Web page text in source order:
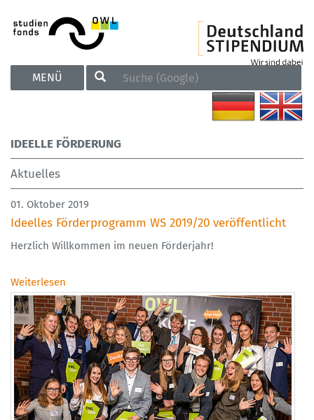
TOGGLE
NAVIGATION
MENÜ
IDEELLE FÖRDERUNG
Aktuelles
01. Oktober 2019
Ideelles Förderprogramm WS 2019/20 veröffentlicht
Herzlich Willkommen im neuen Förderjahr!
Weiterlesen